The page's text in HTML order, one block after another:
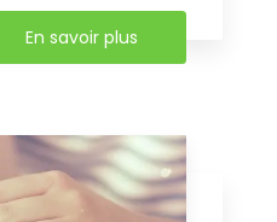
En savoir plus